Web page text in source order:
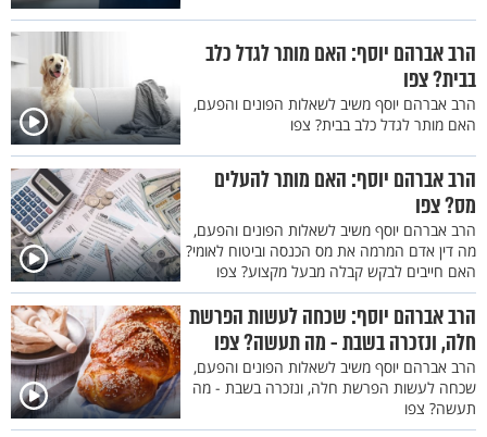
הרב אברהם יוסף: האם מותר לגדל כלב
בבית? צפו
הרב אברהם יוסף משיב לשאלות הפונים והפעם,
האם מותר לגדל כלב בבית? צפו
הרב אברהם יוסף: האם מותר להעלים
מס? צפו
הרב אברהם יוסף משיב לשאלות הפונים והפעם,
מה דין אדם המרמה את מס הכנסה וביטוח לאומי?
האם חייבים לבקש קבלה מבעל מקצוע? צפו
הרב אברהם יוסף: שכחה לעשות הפרשת
חלה, ונזכרה בשבת - מה תעשה? צפו
הרב אברהם יוסף משיב לשאלות הפונים והפעם,
שכחה לעשות הפרשת חלה, ונזכרה בשבת - מה
תעשה? צפו